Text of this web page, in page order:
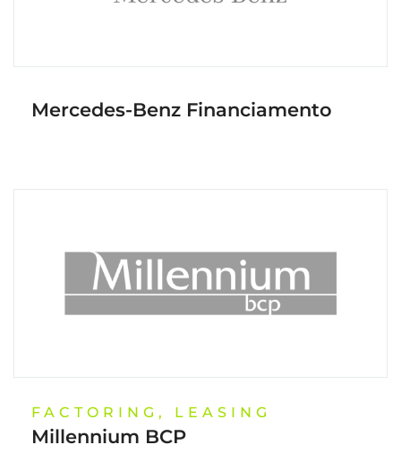
Mercedes-Benz Financiamento
FACTORING, LEASING
Millennium BCP